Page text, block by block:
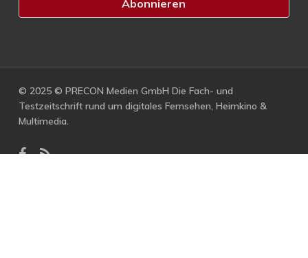
© 2025 © PRECON Medien GmbH Die Fach- und
Testzeitschrift rund um digitales Fernsehen, Heimkino &
Multimedia.
facebook
RSS